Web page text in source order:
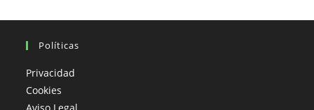
Políticas
Privacidad
Cookies